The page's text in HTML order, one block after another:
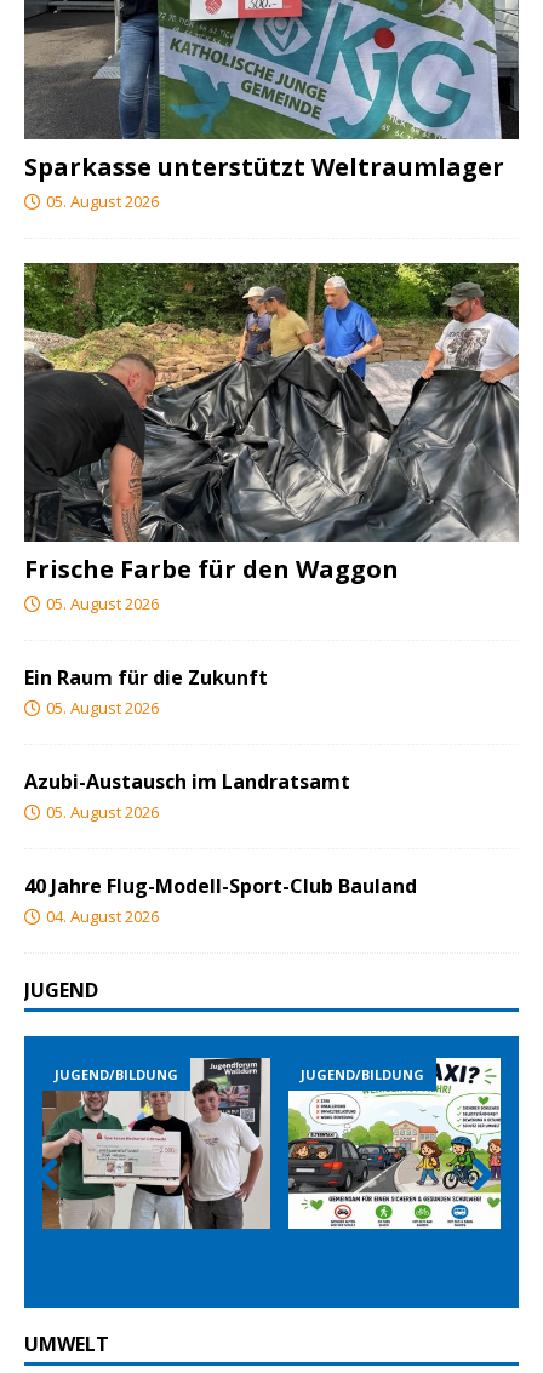
Sparkasse unterstützt Weltraumlager
05. August 2026
Frische Farbe für den Waggon
05. August 2026
Ein Raum für die Zukunft
05. August 2026
Azubi-Austausch im Landratsamt
05. August 2026
40 Jahre Flug-Modell-Sport-Club Bauland
04. August 2026
JUGEND
JUGEND/BILDUNG JUGEND/BILDUNG
Prev
ious
Nex
t
UMWELT